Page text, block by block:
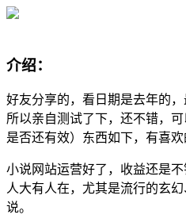
介绍：
好友分享的，看日期是去年的
所以亲自测试了下，还不错，
是否还有效）东西如下，有喜欢
小说网站运营好了，收益还是
人大有人在，尤其是流行的玄
说。